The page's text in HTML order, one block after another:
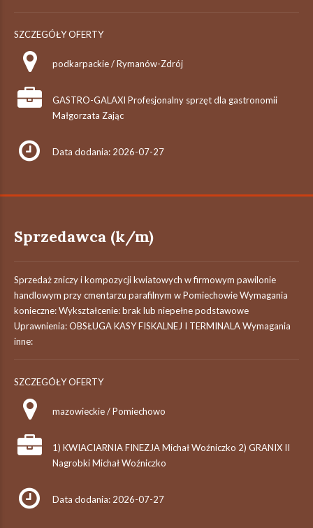
SZCZEGÓŁY OFERTY
podkarpackie / Rymanów-Zdrój
GASTRO-GALAXI Profesjonalny sprzęt dla gastronomii
Małgorzata Zając
Data dodania: 2026-07-27
Sprzedawca (k/m)
Sprzedaż zniczy i kompozycji kwiatowych w firmowym pawilonie
handlowym przy cmentarzu parafilnym w Pomiechowie Wymagania
konieczne: Wykształcenie: brak lub niepełne podstawowe
Uprawnienia: OBSŁUGA KASY FISKALNEJ I TERMINALA Wymagania
inne:
SZCZEGÓŁY OFERTY
mazowieckie / Pomiechowo
1) KWIACIARNIA FINEZJA Michał Woźniczko 2) GRANIX II
Nagrobki Michał Woźniczko
Data dodania: 2026-07-27